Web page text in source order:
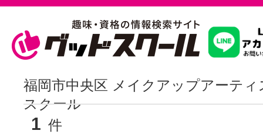
習いたいこ
福岡市中央区 メイクアップアーティ
スクール
1 件